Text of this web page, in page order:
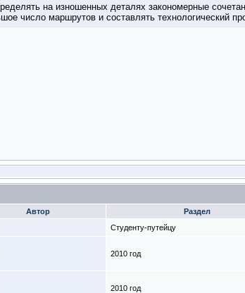
на изношенных деталях закономерные
число маршрутов и составлять технологический
Автор Раздел
Студенту-путeйцу
2010 год
2010 год